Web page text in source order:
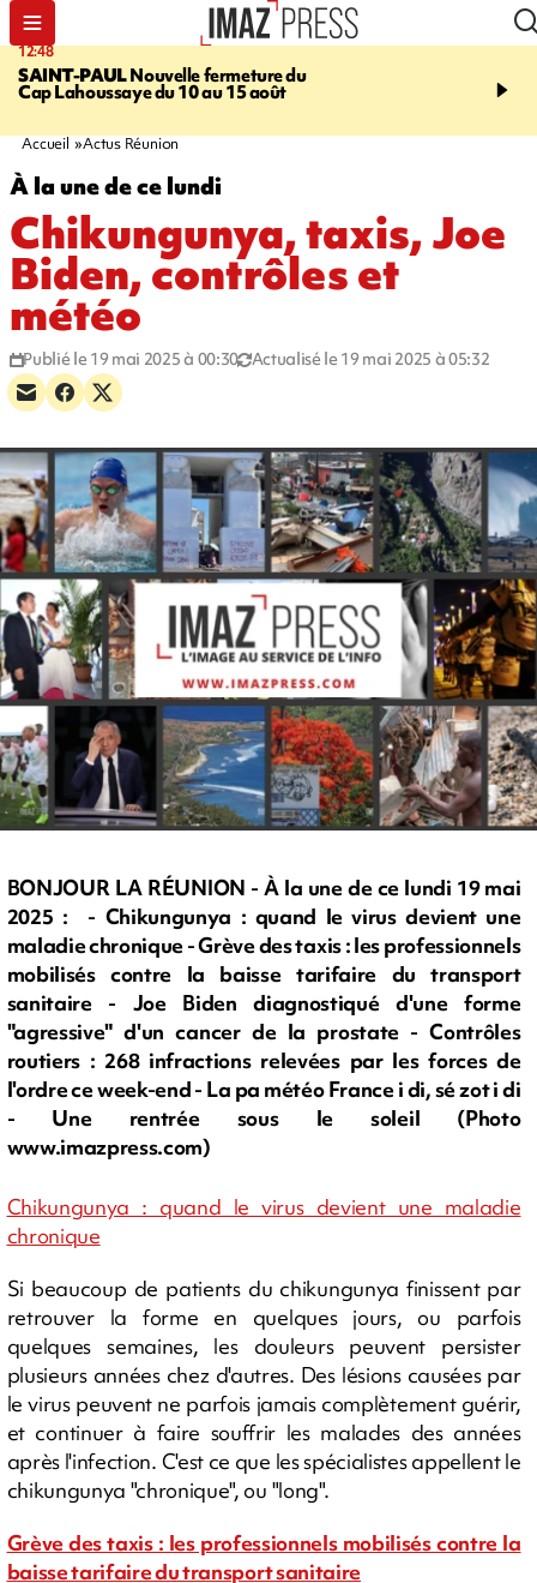
12:48
SAINT-PAULNouvelle fermeture du
Cap Lahoussaye du 10 au 15 août
14:23
massif de migrants, la
Accueil Actus Réunion
À la une de ce lundi
Chikungunya, taxis, Joe
Biden, contrôles et
météo
Publié le 19 mai 2025 à 00:30 Actualisé le 19 mai 2025 à 05:32
BONJOUR LA RÉUNION - À la une de ce lundi 19 mai
2025 : - Chikungunya : quand le virus devient une
maladie chronique - Grève des taxis : les professionnels
mobilisés contre la baisse tarifaire du transport
sanitaire - Joe Biden diagnostiqué d'une forme
"agressive" d'un cancer de la prostate - Contrôles
routiers : 268 infractions relevées par les forces de
l'ordre ce week-end - La pa météo France i di, sé zot i di
- Une rentrée sous le soleil (Photo
www.imazpress.com)
Chikungunya : quand le virus devient une maladie
chronique
Si beaucoup de patients du chikungunya finissent par
retrouver la forme en quelques jours, ou parfois
quelques semaines, les douleurs peuvent persister
plusieurs années chez d'autres. Des lésions causées par
le virus peuvent ne parfois jamais complètement guérir,
et continuer à faire souffrir les malades des années
après l'infection. C'est ce que les spécialistes appellent le
chikungunya "chronique", ou "long".
Grève des taxis : les professionnels mobilisés contre la
baisse tarifaire du transport sanitaire